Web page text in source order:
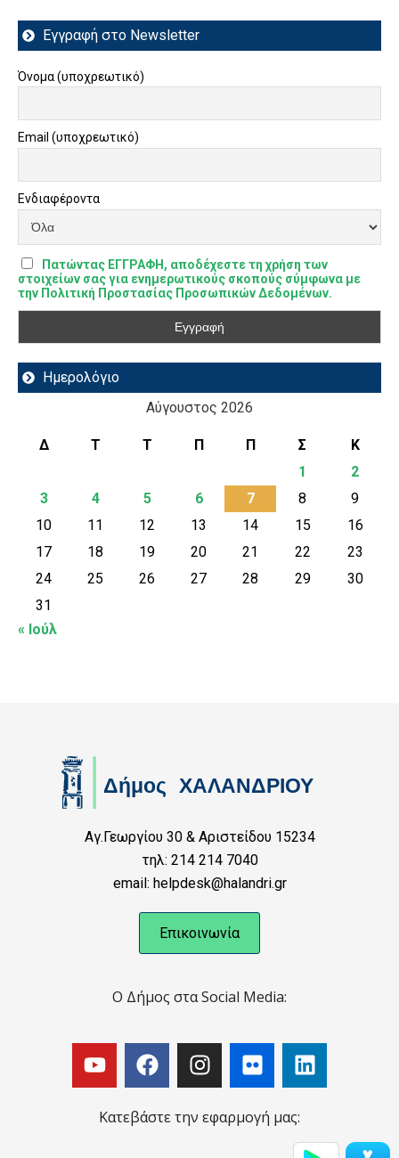
Εγγραφή στο Newsletter
Όνομα (υποχρεωτικό)
Email (υποχρεωτικό)
Ενδιαφέροντα
Πατώντας ΕΓΓΡΑΦΗ, αποδέχεστε τη χρήση των
στοιχείων σας για ενημερωτικούς σκοπούς σύμφωνα με
την Πολιτική Προστασίας Προσωπικών Δεδομένων.
Ημερολόγιο
Αύγουστος 2026
Δ Τ Τ Π Π Σ
Κ
1
2
3
4 5 6 7 8
9
10
11 12 13 14 15
16
17
18 19 20 21 22
23
24
25 26 27 28 29
30
31
« Ιούλ
Αγ.Γεωργίου 30 & Αριστείδου 15234
τηλ: 214 214 7040
email: helpdesk@halandri.gr
Επικοινωνία
Ο Δήμος στα Social Media:
Κατεβάστε την εφαρμογή μας: